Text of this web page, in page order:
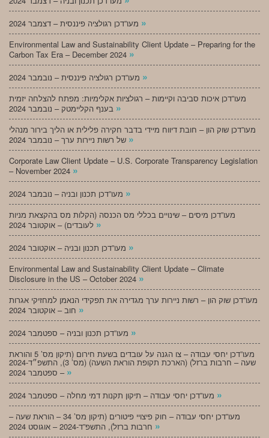
»
Environmental Law and Sustainability Client Update – Preparing for the
Carbon Tax Era – December 2024 »
»
מעו”דכן איכות סביבה וקיימות – רגולציות אקלימיות: מפתח להצלחה יזמית
»
מעו”דכן שוק הון – חובת דיווח מיידי בדבר חקירה פלילית או הליך בירור מנהלי
»
Corporate Law Client Update – U.S. Corporate Transparency Legislation
– November 2024 »
»
מעו”דכן מיסים – שינויים בכללי מס הכנסה (הקלות מס בהקצאת מניות
»
»
Environmental Law and Sustainability Client Update – Climate
Disclosure in the US – October 2024 »
מעו”דכן שוק הון – רשות ניירות ערך מגדירה את תפקידי הנאמן למחזיקי אגרות
»
»
מעו”דכן יחסי עבודה – צו הגנה על עובדים בשעת חירום (תיקון מס’ 5 והוראת
שעה – חרבות ברזל) (הארכת תקופת הוראת השעה) (מס’ 3), התשפ״ד-2024
– ספטמבר 2024 »
»
מעו”דכן יחסי עבודה – חוק פיצויי פיטורים (תיקון מס’ 34 – הוראת שעה –
»